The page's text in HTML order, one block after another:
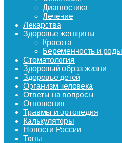
Диагностика
Лечение
Лекарства
Здоровье женщины
Красота
Беременность и роды
Стоматология
Здоровый образ жизни
Здоровье детей
Организм человека
Ответы на вопросы
Отношения
Травмы и ортопедия
Калькуляторы
Новости России
Топы